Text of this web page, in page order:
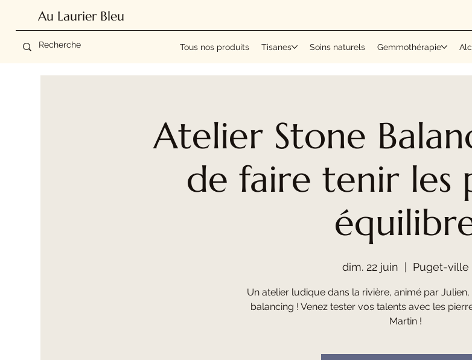
Au Laurier Bleu
Tous nos produits Tisanes Soins naturels Gemmothérapie
Atelier Stone
de faire tenir les
dim. 22 juin Puget-ville
Un atelier ludique dans la rivière, animé par
balancing ! Venez tester vos talents avec les
Martin !